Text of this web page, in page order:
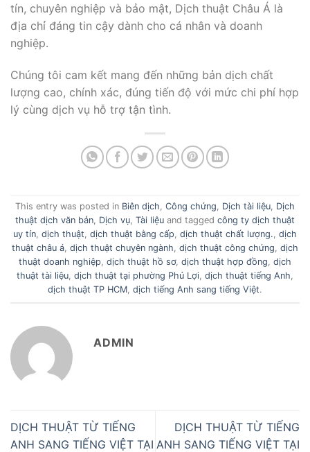
tín, chuyên nghiệp và bảo mật, Dịch thuật Châu Á là
địa chỉ đáng tin cậy dành cho cá nhân và doanh
nghiệp.
Chúng tôi cam kết mang đến những bản dịch chất
lượng cao, chính xác, đúng tiến độ với mức chi phí hợp
lý cùng dịch vụ hỗ trợ tận tình.
This entry was posted in Biên dịch, Công chứng, Dịch tài liệu, Dịch
thuật dịch văn bản, Dịch vụ, Tài liệu and tagged công ty dịch thuật
uy tín, dịch thuật, dịch thuật bằng cấp, dịch thuật chất lượng., dịch
thuật châu á, dịch thuật chuyên ngành, dịch thuật công chứng, dịch
thuật doanh nghiệp, dịch thuật hồ sơ, dịch thuật hợp đồng, dịch
thuật tài liệu, dịch thuật tại phường Phú Lợi, dịch thuật tiếng Anh,
dịch thuật TP HCM, dịch tiếng Anh sang tiếng Việt.
ADMIN
DỊCH THUẬT TỪ TIẾNG
ANH SANG TIẾNG VIỆT TẠI
DỊCH THUẬT TỪ TIẾNG
ANH SANG TIẾNG VIỆT TẠI